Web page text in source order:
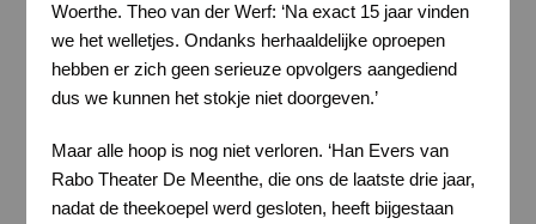
Woerthe. Theo van der Werf: ‘Na exact 15 jaar vinden
we het welletjes. Ondanks herhaaldelijke oproepen
hebben er zich geen serieuze opvolgers aangediend
dus we kunnen het stokje niet doorgeven.’
Maar alle hoop is nog niet verloren. ‘Han Evers van
Rabo Theater De Meenthe, die ons de laatste drie jaar,
nadat de theekoepel werd gesloten, heeft bijgestaan